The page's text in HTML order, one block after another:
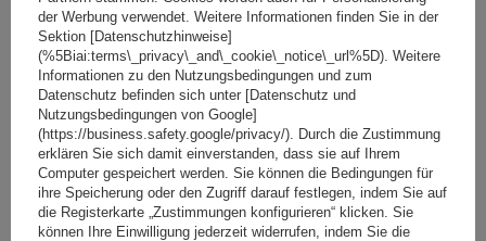
der Werbung verwendet. Weitere Informationen finden Sie in der
Sektion [Datenschutzhinweise]
(%5Biai:terms\_privacy\_and\_cookie\_notice\_url%5D). Weitere
Informationen zu den Nutzungsbedingungen und zum
Datenschutz befinden sich unter [Datenschutz und
Nutzungsbedingungen von Google]
(https://business.safety.google/privacy/). Durch die Zustimmung
erklären Sie sich damit einverstanden, dass sie auf Ihrem
Computer gespeichert werden. Sie können die Bedingungen für
ihre Speicherung oder den Zugriff darauf festlegen, indem Sie auf
die Registerkarte „Zustimmungen konfigurieren“ klicken. Sie
können Ihre Einwilligung jederzeit widerrufen, indem Sie die